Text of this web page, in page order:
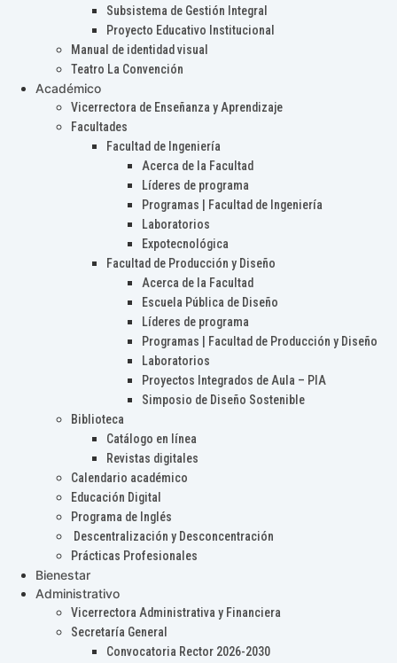
Subsistema de Gestión Integral
Proyecto Educativo Institucional
Manual de identidad visual
Teatro La Convención
Académico
Vicerrectora de Enseñanza y Aprendizaje
Facultades
Facultad de Ingeniería
Acerca de la Facultad
Líderes de programa
Programas | Facultad de Ingeniería
Laboratorios
Expotecnológica
Facultad de Producción y Diseño
Acerca de la Facultad
Escuela Pública de Diseño
Líderes de programa
Programas | Facultad de Producción y Diseño
Laboratorios
Proyectos Integrados de Aula – PIA
Simposio de Diseño Sostenible
Biblioteca
Catálogo en línea
Revistas digitales
Calendario académico
Educación Digital
Programa de Inglés
Descentralización y Desconcentración
Prácticas Profesionales
Bienestar
Administrativo
Vicerrectora Administrativa y Financiera
Secretaría General
Convocatoria Rector 2026-2030